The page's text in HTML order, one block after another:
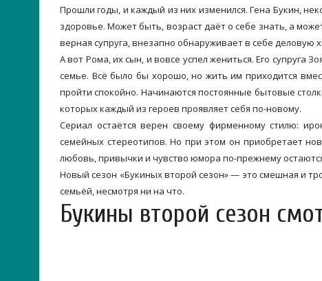
Прошли годы, и каждый из них изменился. Гена Букин,
здоровье. Может быть, возраст даёт о себе знать, а
верная супруга, внезапно обнаруживает в себе деловую
А вот Рома, их сын, и вовсе успел жениться. Его
семье. Всё было бы хорошо, но жить им приходится
пройти спокойно. Начинаются постоянные бытовые
которых каждый из героев проявляет себя по-новому.
Сериал остаётся верен своему фирменному стилю:
семейных стереотипов. Но при этом он приобретает
любовь, привычки и чувство юмора по-прежнему
Новый сезон «Букиных второй сезон» — это смешная и
семьёй, несмотря ни на что.
Букины второй сезон